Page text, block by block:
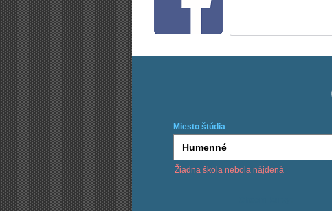
Miesto štúdia
Žiadna škola nebola nájdená